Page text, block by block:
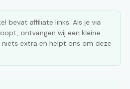
bevat affiliate links. Als je via
ontvangen wij een kleine
extra en helpt ons om deze